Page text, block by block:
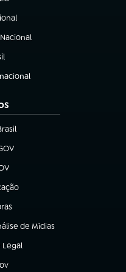
aba)
nova aba)
aba)
aba)
aba)
aba)
aba)
aba)
de Mídias
Legal
aba)
nova aba)